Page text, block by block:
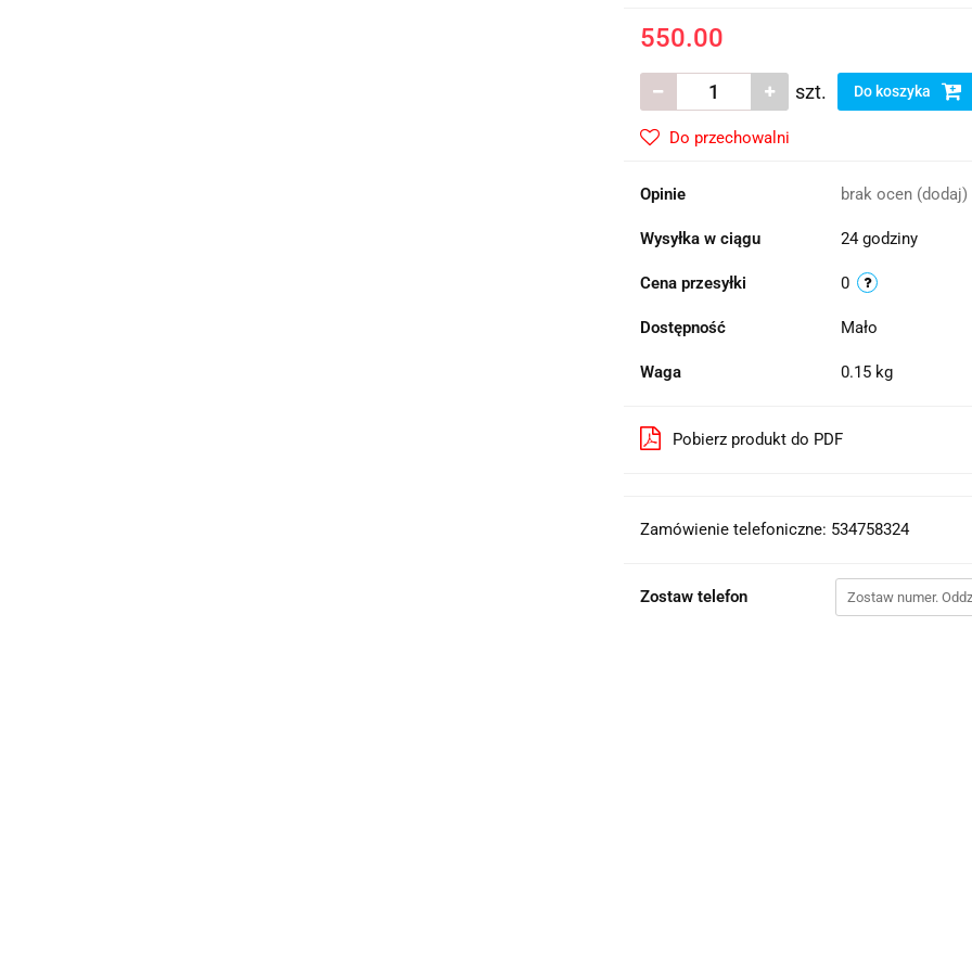
550.00
szt. Do koszyka
Do przechowalni
Opinie brak ocen (dodaj)
Wysyłka w ciągu 24 godziny
Cena przesyłki 0
Dostępność Mało
Waga 0.15 kg
Pobierz produkt do PDF
Zamówienie telefoniczne: 534758324
Zostaw telefon